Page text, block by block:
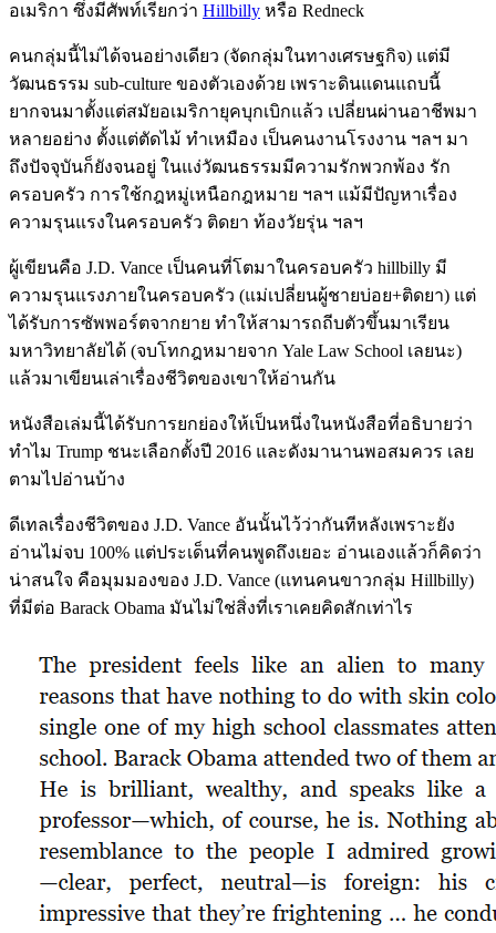
อเมริกา ซึ่งมีศัพท์เรียกว่า Hillbilly หรือ Redneck
คนกลุ่มนี้ไม่ได้จนอย่างเดียว (จัดกลุ่มในทางเศรษฐกิจ) แต่มี
วัฒนธรรม sub-culture ของตัวเองด้วย เพราะดินแดนแถบนี้
ยากจนมาตั้งแต่สมัยอเมริกายุคบุกเบิกแล้ว เปลี่ยนผ่านอาชีพมา
หลายอย่าง ตั้งแต่ตัดไม้ ทำเหมือง เป็นคนงานโรงงาน ฯลฯ มา
ถึงปัจจุบันก็ยังจนอยู่ ในแง่วัฒนธรรมมีความรักพวกพ้อง รัก
ครอบครัว การใช้กฎหมู่เหนือกฎหมาย ฯลฯ แม้มีปัญหาเรื่อง
ความรุนแรงในครอบครัว ติดยา ท้องวัยรุ่น ฯลฯ
ผู้เขียนคือ J.D. Vance เป็นคนที่โตมาในครอบครัว hillbilly มี
ความรุนแรงภายในครอบครัว (แม่เปลี่ยนผู้ชายบ่อย+ติดยา) แต่
ได้รับการซัพพอร์ตจากยาย ทำให้สามารถถีบตัวขึ้นมาเรียน
มหาวิทยาลัยได้ (จบโทกฎหมายจาก Yale Law School เลยนะ)
แล้วมาเขียนเล่าเรื่องชีวิตของเขาให้อ่านกัน
หนังสือเล่มนี้ได้รับการยกย่องให้เป็นหนึ่งในหนังสือที่อธิบายว่า
ทำไม Trump ชนะเลือกตั้งปี 2016 และดังมานานพอสมควร เลย
ตามไปอ่านบ้าง
ดีเทลเรื่องชีวิตของ J.D. Vance อันนั้นไว้ว่ากันทีหลังเพราะยัง
อ่านไม่จบ 100% แต่ประเด็นที่คนพูดถึงเยอะ อ่านเองแล้วก็คิดว่า
น่าสนใจ คือมุมมองของ J.D. Vance (แทนคนขาวกลุ่ม Hillbilly)
ที่มีต่อ Barack Obama มันไม่ใช่สิ่งที่เราเคยคิดสักเท่าไร